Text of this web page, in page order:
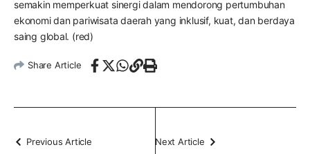
semakin memperkuat sinergi dalam mendorong pertumbuhan
ekonomi dan pariwisata daerah yang inklusif, kuat, dan berdaya
saing global. (red)
Share Article
Previous Article Next Article